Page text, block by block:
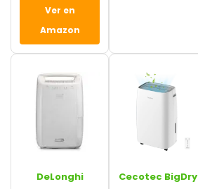
Ver en
Amazon
DeLonghi
Cecotec BigDry